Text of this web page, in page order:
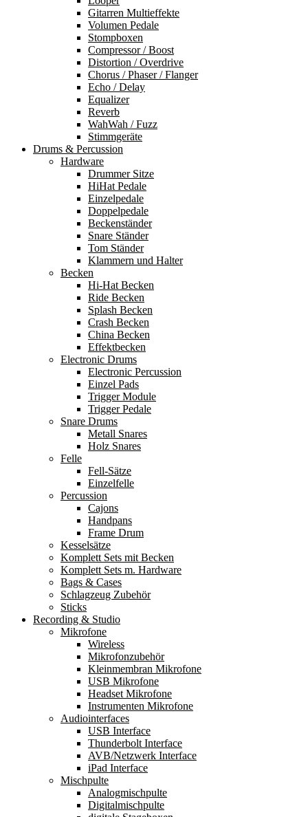
Gitarren Multieffekte
Volumen Pedale
Stompboxen
Compressor / Boost
Distortion / Overdrive
Chorus / Phaser / Flanger
Echo / Delay
Equalizer
Reverb
WahWah / Fuzz
Stimmgeräte
Drums & Percussion
Hardware
Drummer Sitze
HiHat Pedale
Einzelpedale
Doppelpedale
Beckenständer
Snare Ständer
Tom Ständer
Klammern und Halter
Becken
Hi-Hat Becken
Ride Becken
Splash Becken
Crash Becken
China Becken
Effektbecken
Electronic Drums
Electronic Percussion
Einzel Pads
Trigger Module
Trigger Pedale
Snare Drums
Metall Snares
Holz Snares
Felle
Fell-Sätze
Einzelfelle
Percussion
Cajons
Handpans
Frame Drum
Kesselsätze
Komplett Sets mit Becken
Komplett Sets m. Hardware
Bags & Cases
Schlagzeug Zubehör
Sticks
Recording & Studio
Mikrofone
Wireless
Mikrofonzubehör
Kleinmembran Mikrofone
USB Mikrofone
Headset Mikrofone
Instrumenten Mikrofone
Audiointerfaces
USB Interface
Thunderbolt Interface
AVB/Netzwerk Interface
iPad Interface
Mischpulte
Analogmischpulte
Digitalmischpulte